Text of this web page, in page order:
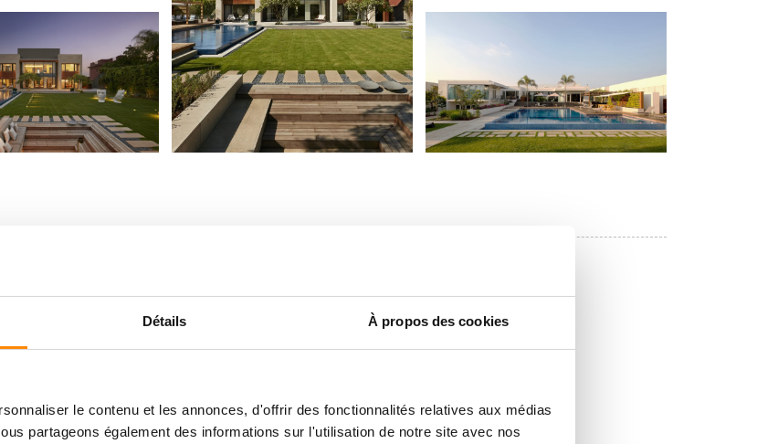
Détails À propos des cookies
le contenu et les annonces, d'offrir des fonctionnalités relatives aux médias
partageons également des informations sur l'utilisation de notre site avec nos